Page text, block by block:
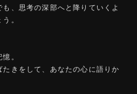
、思考の深部へと降りていくよ
。
。
きをして、あなたの心に語りか